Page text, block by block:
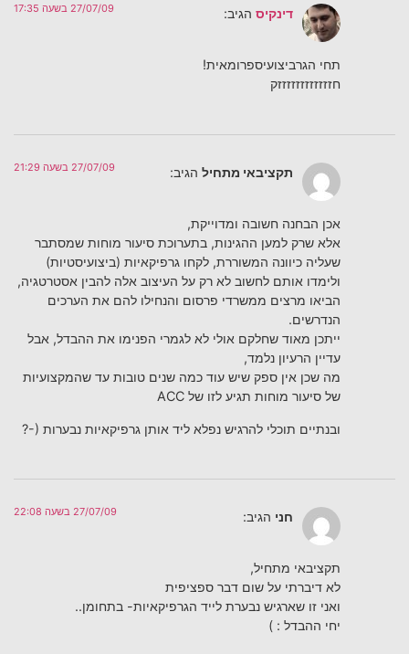
דינקיס הגיב: 27/07/09 בשעה 17:35
תחי הגרביצועיספרומאית!
חזזזזזזזזזזזזק
תקציבאי מתחיל הגיב: 27/07/09 בשעה 21:29
אכן הבחנה חשובה ומדוייקת,
אלא שרק למען ההגינות, בתערוכת סיעור מוחות שמסתבר
שעליה כיוונה המשוררת, לקחו גרפיקאיות (ביצועיסטיות)
ולימדו אותם לחשוב לא רק על העיצוב אלה להבין אסטרטגיה,
הביאו מרצים ממשרדי פרסום והנחילו להם את הערכים
הנדרשים.
ייתכן מאוד שחלקם אולי לא לגמרי הפנימו את ההבדל, אבל
עדיין הרעיון נלמד,
מה שכן אין ספק שיש עוד כמה שנים טובות עד שהמקצועיות
של סיעור מוחות תגיע לזו של ACC
ובנתיים תוכלי להרגיש נפלא ליד אותן גרפיקאיות נבערות (-?
חני הגיב: 27/07/09 בשעה 22:08
תקציבאי מתחיל,
לא דיברתי על שום דבר ספציפית
ואני זו שארגיש נבערת לייד הגרפיקאיות- בתחומן..
יחי ההבדל : )